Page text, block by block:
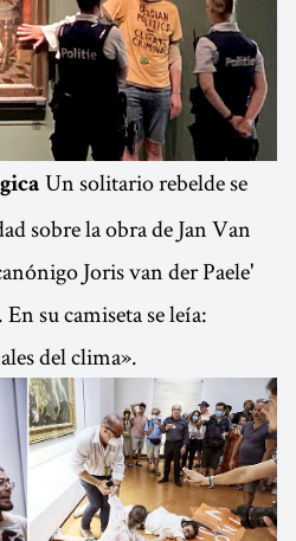
Un solitario rebelde se
sobre la obra de Jan Van
Joris van der Paele'
su camiseta se leía:
del clima».